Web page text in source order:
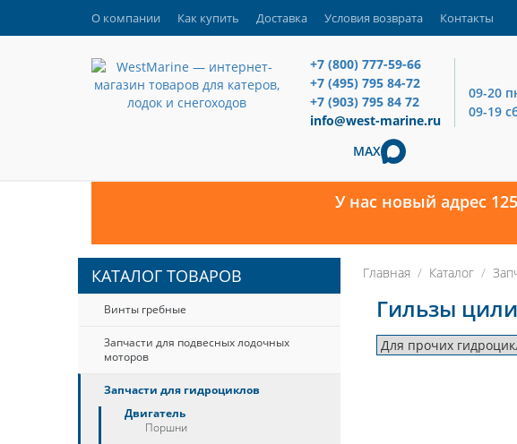
О компании Как купить Доставка Условия возврата Контакты
+7 (800) 777-59-66
+7 (495) 795 84-72
+7 (903) 795 84 72
info@west-marine.ru
09-20
09-19
MAX
У нас новый адрес
Главная Каталог
Гильзы
КАТАЛОГ ТОВАРОВ
Винты гребные
Запчасти для подвесных лодочных
моторов
Запчасти для гидроциклов
Двигатель
Поршни